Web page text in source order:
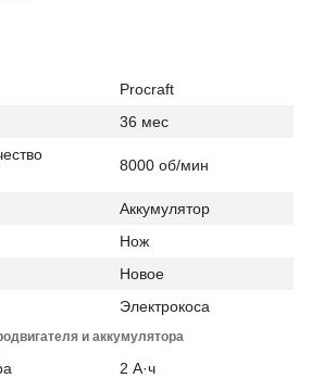
Procraft
36 мес
8000 об/мин
Аккумулятор
Нож
Новое
Электрокоса
и аккумулятора
2 А·ч